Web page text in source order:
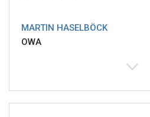
MARTIN HASELBÖCK
OWA